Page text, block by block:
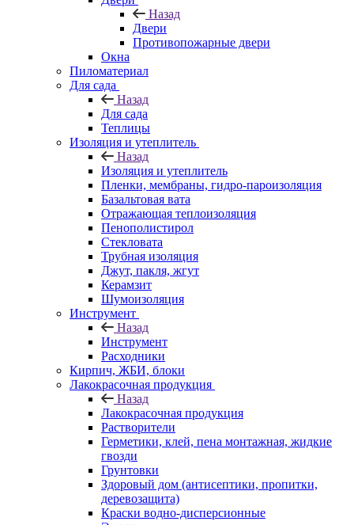
Назад
Двери
Противопожарные двери
Окна
Пиломатериал
Для сада
Назад
Для сада
Теплицы
Изоляция и утеплитель
Назад
Изоляция и утеплитель
Пленки, мембраны, гидро-пароизоляция
Базальтовая вата
Отражающая теплоизоляция
Пенополистирол
Стекловата
Трубная изоляция
Джут, пакля, жгут
Керамзит
Шумоизоляция
Инструмент
Назад
Инструмент
Расходники
Кирпич, ЖБИ, блоки
Лакокрасочная продукция
Назад
Лакокрасочная продукция
Растворители
Герметики, клей, пена монтажная, жидкие
гвозди
Грунтовки
Здоровый дом (антисептики, пропитки,
деревозащита)
Краски водно-дисперсионные